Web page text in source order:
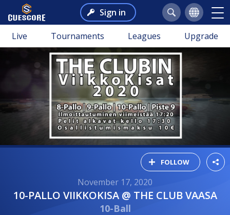
Sign in
Live Tournaments Leagues Upgrade
FOLLOW
November 17, 2020
10-PALLO VIIKKOKISA @ THE CLUB VAASA
10-Ball